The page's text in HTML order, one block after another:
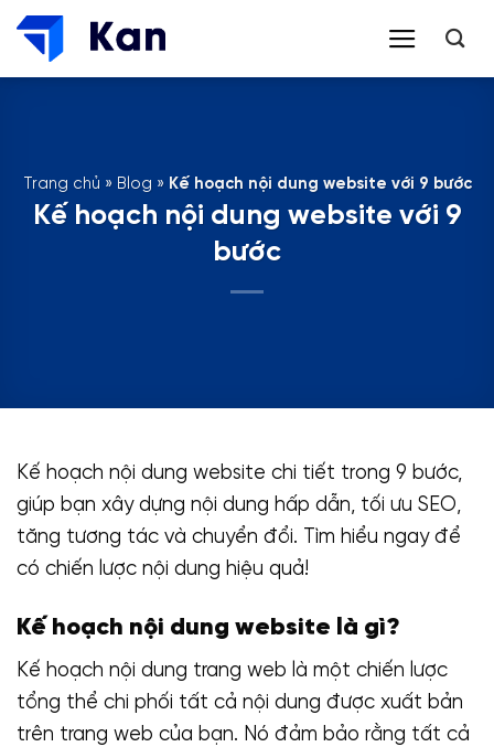
Bỏ
qua
nội
Trang chủ » Blog » Kế hoạch nội dung website với 9 bước
Kế hoạch nội dung website với 9
bước
Kế hoạch nội dung website chi tiết trong 9 bước,
giúp bạn xây dựng nội dung hấp dẫn, tối ưu SEO,
tăng tương tác và chuyển đổi. Tìm hiểu ngay để
có chiến lược nội dung hiệu quả!
Kế hoạch nội dung website là gì?
Kế hoạch nội dung trang web là một chiến lược
tổng thể chi phối tất cả nội dung được xuất bản
trên trang web của bạn. Nó đảm bảo rằng tất cả